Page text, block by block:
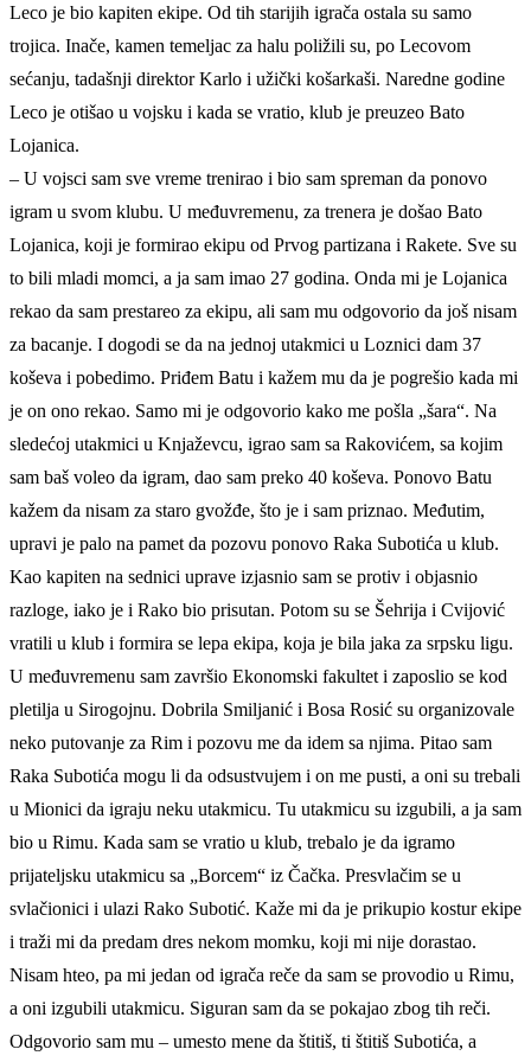
Leco je bio kapiten ekipe. Od tih starijih igrača ostala su samo
trojica. Inače, kamen temeljac za halu poližili su, po Lecovom
sećanju, tadašnji direktor Karlo i užički košarkaši. Naredne godine
Leco je otišao u vojsku i kada se vratio, klub je preuzeo Bato
Lojanica.
– U vojsci sam sve vreme trenirao i bio sam spreman da ponovo
igram u svom klubu. U međuvremenu, za trenera je došao Bato
Lojanica, koji je formirao ekipu od Prvog partizana i Rakete. Sve su
to bili mladi momci, a ja sam imao 27 godina. Onda mi je Lojanica
rekao da sam prestareo za ekipu, ali sam mu odgovorio da još nisam
za bacanje. I dogodi se da na jednoj utakmici u Loznici dam 37
koševa i pobedimo. Priđem Batu i kažem mu da je pogrešio kada mi
je on ono rekao. Samo mi je odgovorio kako me pošla „šara“. Na
sledećoj utakmici u Knjaževcu, igrao sam sa Rakovićem, sa kojim
sam baš voleo da igram, dao sam preko 40 koševa. Ponovo Batu
kažem da nisam za staro gvožđe, što je i sam priznao. Međutim,
upravi je palo na pamet da pozovu ponovo Raka Subotića u klub.
Kao kapiten na sednici uprave izjasnio sam se protiv i objasnio
razloge, iako je i Rako bio prisutan. Potom su se Šehrija i Cvijović
vratili u klub i formira se lepa ekipa, koja je bila jaka za srpsku ligu.
U međuvremenu sam završio Ekonomski fakultet i zaposlio se kod
pletilja u Sirogojnu. Dobrila Smiljanić i Bosa Rosić su organizovale
neko putovanje za Rim i pozovu me da idem sa njima. Pitao sam
Raka Subotića mogu li da odsustvujem i on me pusti, a oni su trebali
u Mionici da igraju neku utakmicu. Tu utakmicu su izgubili, a ja sam
bio u Rimu. Kada sam se vratio u klub, trebalo je da igramo
prijateljsku utakmicu sa „Borcem“ iz Čačka. Presvlačim se u
svlačionici i ulazi Rako Subotić. Kaže mi da je prikupio kostur ekipe
i traži mi da predam dres nekom momku, koji mi nije dorastao.
Nisam hteo, pa mi jedan od igrača reče da sam se provodio u Rimu,
a oni izgubili utakmicu. Siguran sam da se pokajao zbog tih reči.
Odgovorio sam mu – umesto mene da štitiš, ti štitiš Subotića, a